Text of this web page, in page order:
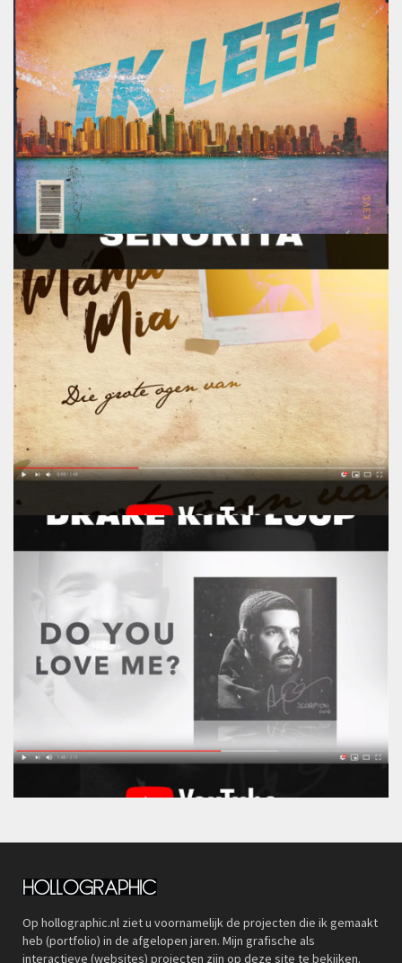
Op hollographic.nl ziet u voornamelijk de projecten die ik gemaakt
heb (portfolio) in de afgelopen jaren. Mijn grafische als
interactieve (websites) projecten zijn op deze site te bekijken.